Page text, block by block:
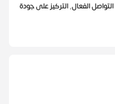
التواصل الفعال,التركيز على جودة